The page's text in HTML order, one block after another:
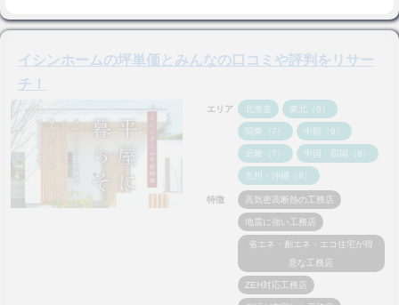
イシンホームの坪単価とみんなの口コミや評判をリサー
チ！
エリア 北海道 東北（6）
関東（7） 中部（9）
近畿（7） 中国・四国（9）
九州・沖縄（8）
特徴 高気密高断熱の工務店
地震に強い工務店
省エネ・創エネ・エコ住宅が得
意な工務店
ZEH対応工務店